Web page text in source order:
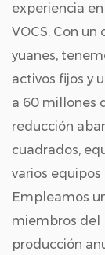
experiencia
VOCS. Con
yuanes,
activos fijos y
a 60 millones
reducción
cuadrados,
varios
Empleamos
miembros del
producción